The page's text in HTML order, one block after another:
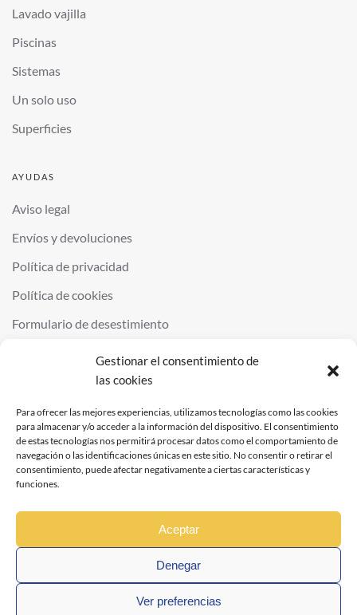
Gestionar el consentimiento de
las cookies
Para ofrecer las mejores experiencias, utilizamos tecnologías como las cookies
para almacenar y/o acceder a la información del dispositivo. El consentimiento
de estas tecnologías nos permitirá procesar datos como el comportamiento de
navegación o las identificaciones únicas en este sitio. No consentir o retirar el
consentimiento, puede afectar negativamente a ciertas características y
funciones.
Aceptar
Denegar
Ver preferencias
Lavado vajilla
Piscinas
Sistemas
Un solo uso
Superficies
AYUDAS
Aviso legal
Envíos y devoluciones
Política de privacidad
Política de cookies
Formulario de desestimiento
QUIMINOR SL. ALL RIGHTS RESERVED.